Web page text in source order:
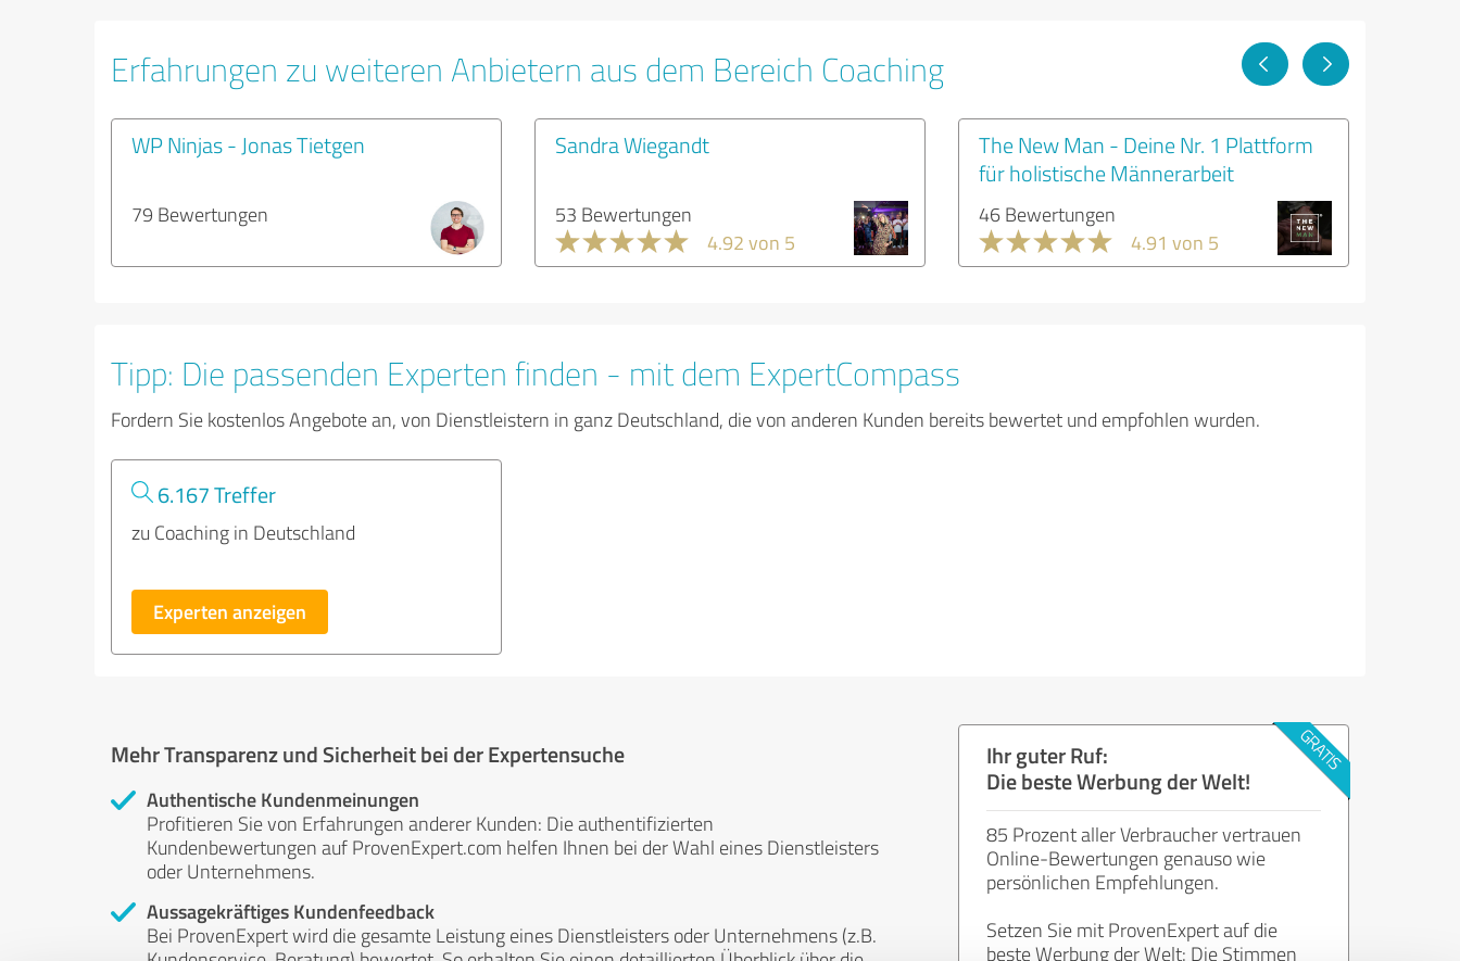
Erfahrungen zu weiteren Anbietern aus dem Bereich Coaching
WP Ninjas - Jonas Tietgen
79 Bewertungen
Sandra Wiegandt
53 Bewertungen
4.92 von 5
The New Man - Deine Nr. 1 Plattform
für holistische Männerarbeit
46 Bewertungen
4.91 von 5
Tipp: Die passenden Experten finden - mit dem ExpertCompass
Fordern Sie kostenlos Angebote an, von Dienstleistern in ganz Deutschland, die von anderen Kunden bereits bewertet und empfohlen wurden.
6.167 Treffer
zu Coaching in Deutschland
Experten anzeigen
Mehr Transparenz und Sicherheit bei der Expertensuche
Authentische Kundenmeinungen
Profitieren Sie von Erfahrungen anderer Kunden: Die authentifizierten
Kundenbewertungen auf ProvenExpert.com helfen Ihnen bei der Wahl eines Dienstleisters
oder Unternehmens.
Aussagekräftiges Kundenfeedback
Bei ProvenExpert wird die gesamte Leistung eines Dienstleisters oder Unternehmens (z.B.
Ihr guter Ruf:
Die beste Werbung der Welt!
85 Prozent aller Verbraucher vertrauen
Online-Bewertungen genauso wie
persönlichen Empfehlungen.
Setzen Sie mit ProvenExpert auf die
beste Werbung der Welt: Die Stimmen